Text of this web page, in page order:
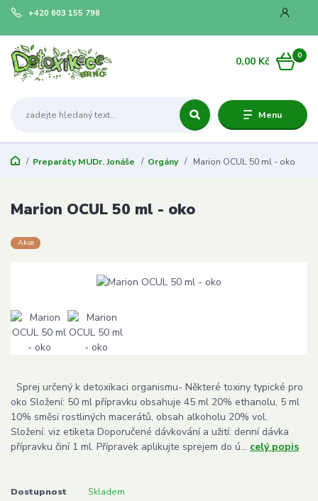
Menu
+420 603 155 798
0
0,00 Kč
Preparáty MUDr. Jonáše Orgány Marion OCUL 50 ml - oko
Marion OCUL 50 ml - oko
Akce
Sprej určený k detoxikaci organismu- Některé toxiny typické pro
oko Složení: 50 ml přípravku obsahuje 45 ml 20% ethanolu, 5 ml
10% směsi rostliných macerátů, obsah alkoholu 20% vol.
Složení: viz etiketa Doporučené dávkování a užití: denní dávka
přípravku činí 1 ml. Přípravek aplikujte sprejem do ú... celý popis
Dostupnost Skladem